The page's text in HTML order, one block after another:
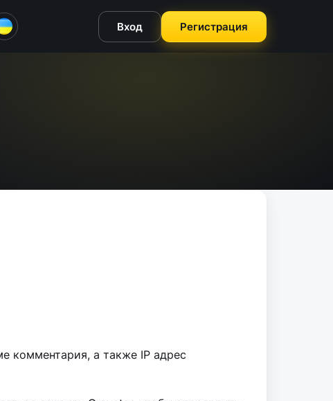
Вход Регистрация
комментария, а также IP адрес